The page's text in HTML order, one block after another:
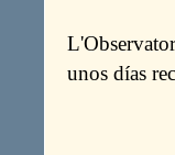
unos días